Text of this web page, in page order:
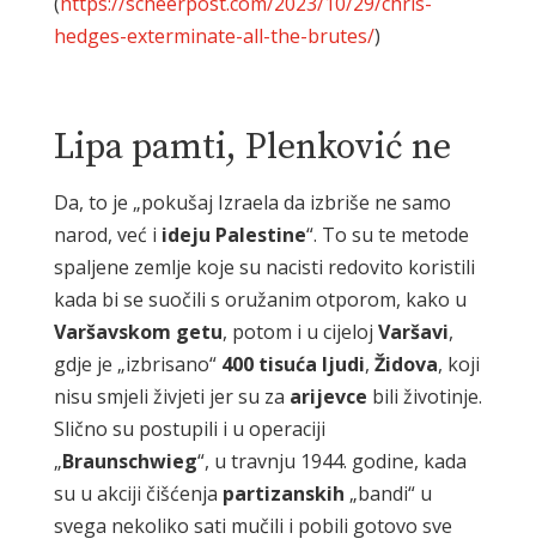
hedges-exterminate-all-the-brutes/)
Lipa pamti, Plenković ne
Da, to je „pokušaj Izraela da izbriše ne samo
narod, već i ideju Palestine“. To su te metode
spaljene zemlje koje su nacisti redovito koristili
kada bi se suočili s oružanim otporom, kako u
Varšavskom getu, potom i u cijeloj Varšavi,
gdje je „izbrisano“ 400 tisuća ljudi, Židova, koji
nisu smjeli živjeti jer su za arijevce bili životinje.
Slično su postupili i u operaciji
„Braunschwieg“, u travnju 1944. godine, kada
su u akciji čišćenja partizanskih „bandi“ u
svega nekoliko sati mučili i pobili gotovo sve